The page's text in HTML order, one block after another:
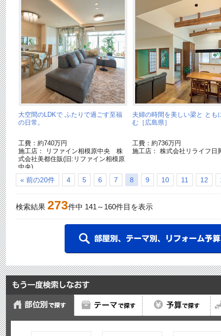
大空間のLDKで ふたりで過ごす至福
の日常。
工費：約740万円
施工店： リファイン相模原中央 株
式会社美都住販(旧:リファイン相模原
中央)
夫婦の時間を美しい梁と とも
む［広島県］
工費：約736万円
施工店： 株式会社リライフ日
« 前の20件 4 5 6 7 8 9 10 11 12
検索結果 273件中 141 ～ 160件目を表示